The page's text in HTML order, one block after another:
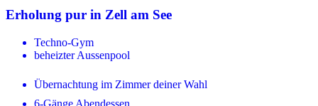
Erholung pur in Zell am See
Techno-Gym
beheizter Aussenpool
Übernachtung im Zimmer deiner Wahl
6-Gänge Abendessen